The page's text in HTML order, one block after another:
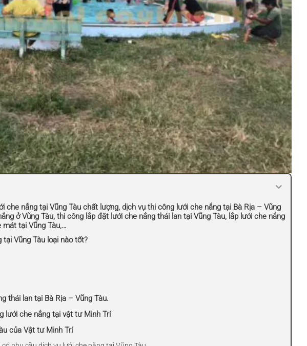
che nắng tại Vũng Tàu chất lượng, dịch vụ thi công lưới che nắng tại Bà Rịa – Vũng
ở Vũng Tàu, thi công lắp đặt lưới che nắng thái lan tại Vũng Tàu, lắp lưới che nắng
mát tại Vũng Tàu,…
Vũng Tàu loại nào tốt?
thái lan tại Bà Rịa – Vũng Tàu.
lưới che nắng tại vật tư Minh Trí
của Vật tư Minh Trí